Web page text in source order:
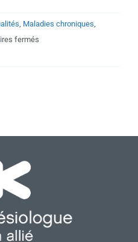
, Maladies chroniques,
fermés